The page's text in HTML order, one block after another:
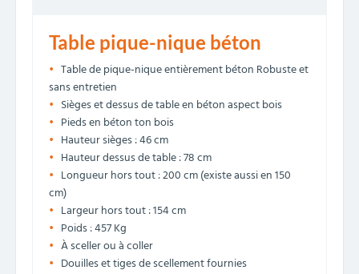
Table pique-nique béton
Table de pique-nique entièrement béton Robuste et
sans entretien
Sièges et dessus de table en béton aspect bois
Pieds en béton ton bois
Hauteur sièges : 46 cm
Hauteur dessus de table : 78 cm
Longueur hors tout : 200 cm (existe aussi en 150
cm)
Largeur hors tout : 154 cm
Poids : 457 Kg
À sceller ou à coller
Douilles et tiges de scellement fournies